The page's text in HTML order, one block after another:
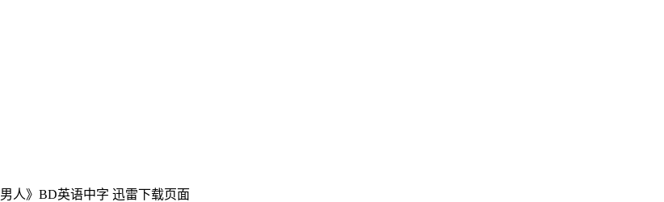
人》BD英语中字 迅雷下载页面